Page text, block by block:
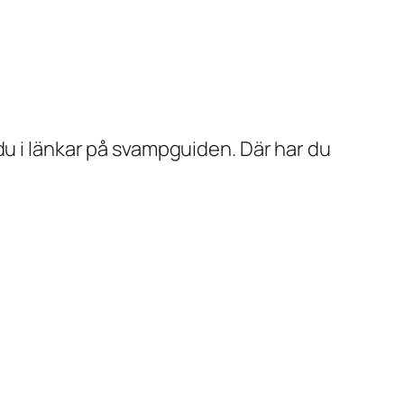
i länkar på svampguiden. Där har du